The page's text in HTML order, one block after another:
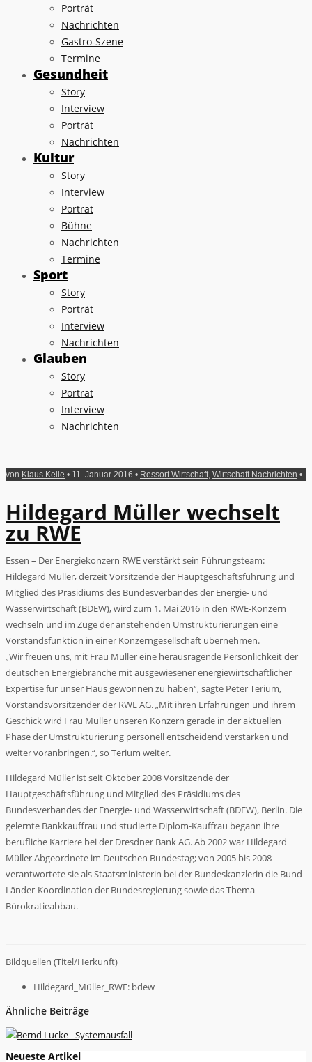
Porträt
Nachrichten
Gastro-Szene
Termine
Gesundheit
Story
Interview
Porträt
Nachrichten
Kultur
Story
Interview
Porträt
Bühne
Nachrichten
Termine
Sport
Story
Porträt
Interview
Nachrichten
Glauben
Story
Porträt
Interview
Nachrichten
von Klaus Kelle • 11. Januar 2016 • Ressort Wirtschaft Wirtschaft Nachrichten •
Hildegard Müller wechselt
zu RWE
Essen – Der Energiekonzern RWE verstärkt sein Führungsteam:
Hildegard Müller, derzeit Vorsitzende der Hauptgeschäftsführung und
Mitglied des Präsidiums des Bundesverbandes der Energie- und
Wasserwirtschaft (BDEW), wird zum 1. Mai 2016 in den RWE-Konzern
wechseln und im Zuge der anstehenden Umstrukturierungen eine
Vorstandsfunktion in einer Konzerngesellschaft übernehmen.
„Wir freuen uns, mit Frau Müller eine herausragende Persönlichkeit der
deutschen Energiebranche mit ausgewiesener energiewirtschaftlicher
Expertise für unser Haus gewonnen zu haben“, sagte Peter Terium,
Vorstandsvorsitzender der RWE AG. „Mit ihren Erfahrungen und ihrem
Geschick wird Frau Müller unseren Konzern gerade in der aktuellen
Phase der Umstrukturierung personell entscheidend verstärken und
weiter voranbringen.“, so Terium weiter.
Hildegard Müller ist seit Oktober 2008 Vorsitzende der
Hauptgeschäftsführung und Mitglied des Präsidiums des
Bundesverbandes der Energie- und Wasserwirtschaft (BDEW), Berlin. Die
gelernte Bankkauffrau und studierte Diplom-Kauffrau begann ihre
berufliche Karriere bei der Dresdner Bank AG. Ab 2002 war Hildegard
Müller Abgeordnete im Deutschen Bundestag; von 2005 bis 2008
verantwortete sie als Staatsministerin bei der Bundeskanzlerin die Bund-
Länder-Koordination der Bundesregierung sowie das Thema
Bürokratieabbau.
Bildquellen (Titel/Herkunft)
Hildegard_Müller_RWE: bdew
Ähnliche Beiträge
Neueste Artikel